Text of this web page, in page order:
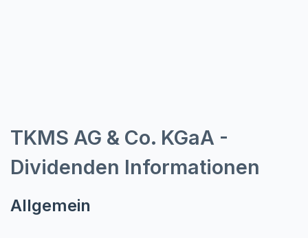
TKMS AG & Co. KGaA -
Dividenden Informationen
Allgemein